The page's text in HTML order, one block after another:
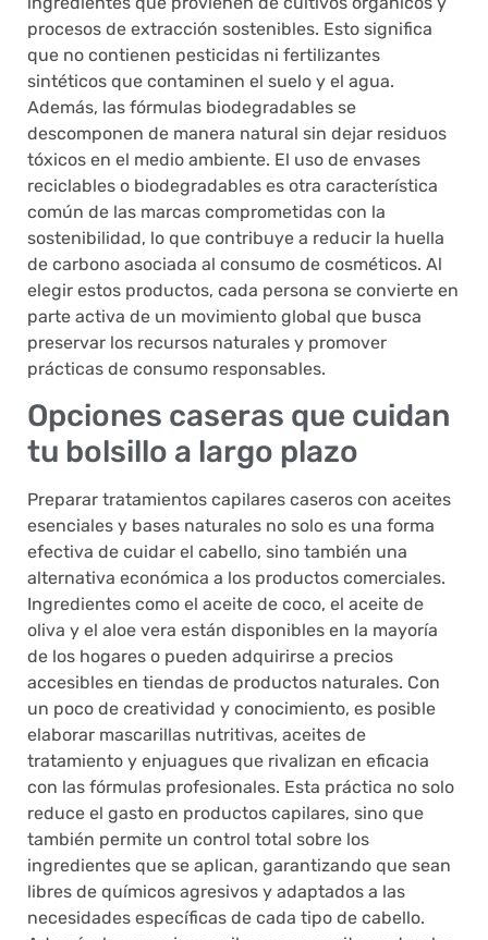
procesos de extracción sostenibles. Esto significa
que no contienen pesticidas ni fertilizantes
sintéticos que contaminen el suelo y el agua.
Además, las fórmulas biodegradables se
descomponen de manera natural sin dejar residuos
tóxicos en el medio ambiente. El uso de envases
reciclables o biodegradables es otra característica
común de las marcas comprometidas con la
sostenibilidad, lo que contribuye a reducir la huella
de carbono asociada al consumo de cosméticos. Al
elegir estos productos, cada persona se convierte en
parte activa de un movimiento global que busca
preservar los recursos naturales y promover
prácticas de consumo responsables.
Opciones caseras que cuidan
tu bolsillo a largo plazo
Preparar tratamientos capilares caseros con aceites
esenciales y bases naturales no solo es una forma
efectiva de cuidar el cabello, sino también una
alternativa económica a los productos comerciales.
Ingredientes como el aceite de coco, el aceite de
oliva y el aloe vera están disponibles en la mayoría
de los hogares o pueden adquirirse a precios
accesibles en tiendas de productos naturales. Con
un poco de creatividad y conocimiento, es posible
elaborar mascarillas nutritivas, aceites de
tratamiento y enjuagues que rivalizan en eficacia
con las fórmulas profesionales. Esta práctica no solo
reduce el gasto en productos capilares, sino que
también permite un control total sobre los
ingredientes que se aplican, garantizando que sean
libres de químicos agresivos y adaptados a las
necesidades específicas de cada tipo de cabello.